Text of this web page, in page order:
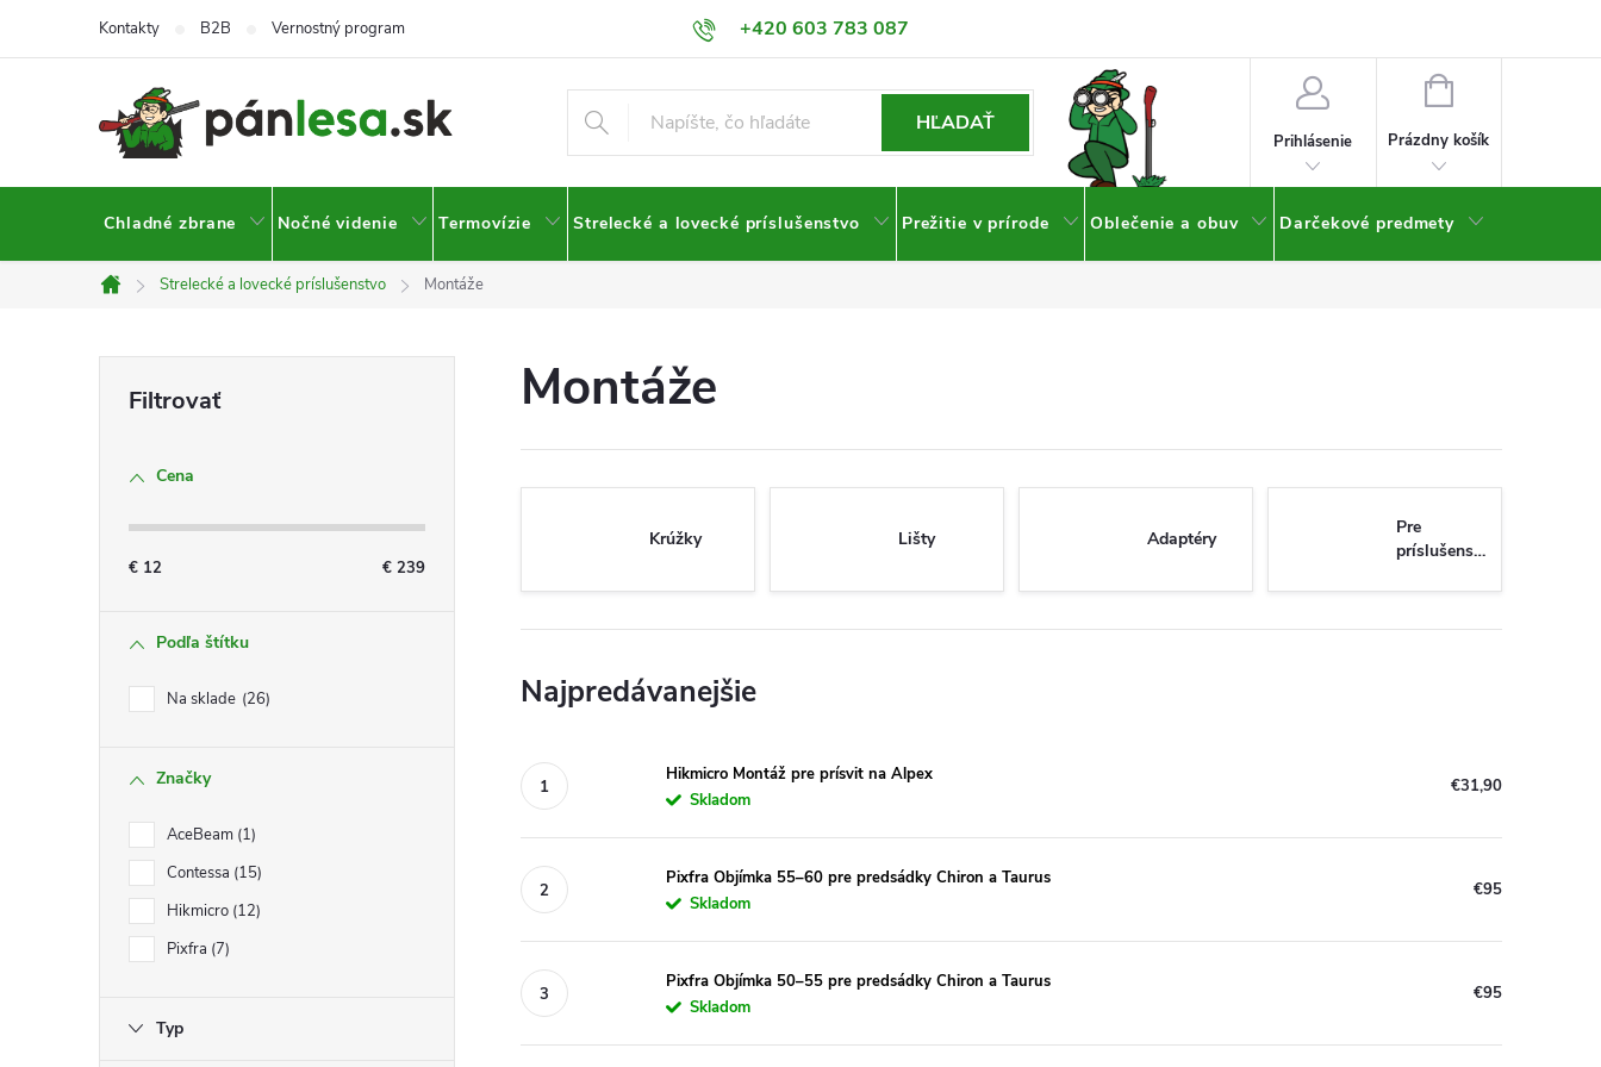
+420 603 783 087
Kontakty B2B Vernostný program
HĽADAŤ
Prihlásenie
NÁKUPNÝ
Prázdny košík
Chladné zbrane Nočné videnie Termovízie Strelecké a lovecké príslušenstvo Prežitie v prírode Oblečenie a obuv Darčekové predmety
Domov
Strelecké a lovecké príslušenstvo Montáže
Cena
€ 12 € 239
Podľa štítku
Na sklade 26
Značky
AceBeam 1
Contessa 15
Hikmicro 12
Pixfra 7
Typ
Montáže
Krúžky Lišty Adaptéry
Pre
príslušenstvo
Najpredávanejšie
Hikmicro Montáž pre prísvit na Alpex
Skladom
€31,90
Pixfra Objímka 55–60 pre predsádky Chiron a Taurus
Skladom
€95
Pixfra Objímka 50–55 pre predsádky Chiron a Taurus
Skladom
€95